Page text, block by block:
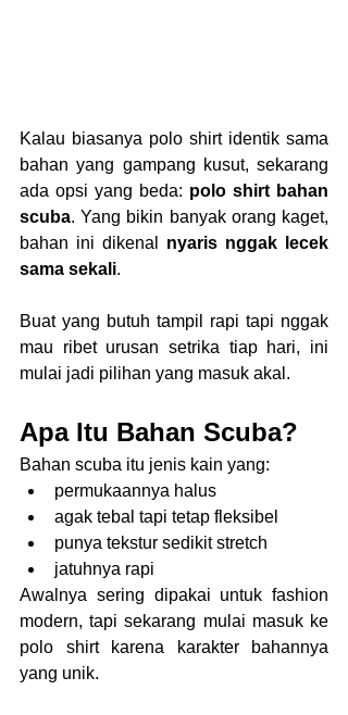
Kalau biasanya polo shirt identik sama
bahan yang gampang kusut, sekarang
ada opsi yang beda: polo shirt bahan
scuba. Yang bikin banyak orang kaget,
bahan ini dikenal nyaris nggak lecek
sama sekali.
Buat yang butuh tampil rapi tapi nggak
mau ribet urusan setrika tiap hari, ini
mulai jadi pilihan yang masuk akal.
Apa Itu Bahan Scuba?
Bahan scuba itu jenis kain yang:
permukaannya halus
agak tebal tapi tetap fleksibel
punya tekstur sedikit stretch
jatuhnya rapi
Awalnya sering dipakai untuk fashion
modern, tapi sekarang mulai masuk ke
polo shirt karena karakter bahannya
yang unik.